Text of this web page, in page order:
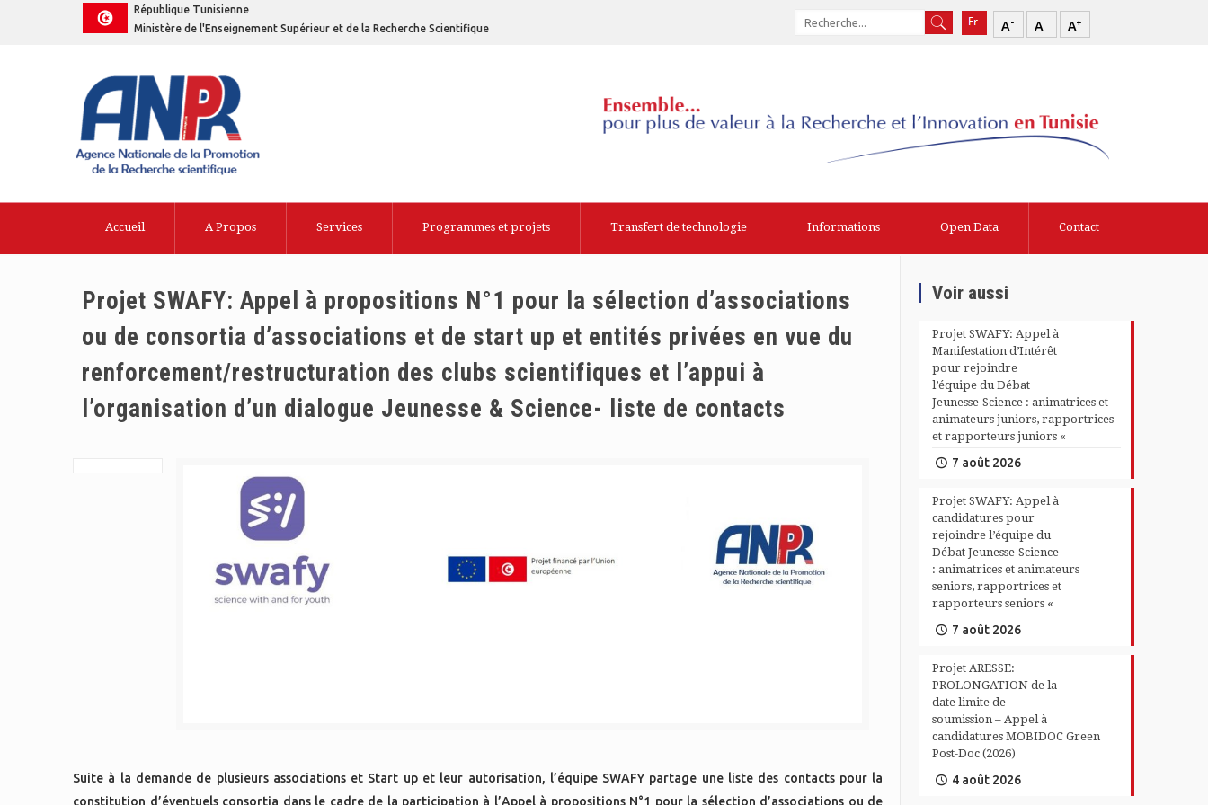
République Tunisienne
Ministère de l'Enseignement Supérieur et de la Recherche Scientifique
A- A A+
Accueil A Propos Services Programmes et projets Transfert de technologie Informations Open Data Contact
Projet SWAFY: Appel à propositions N°1 pour la sélection d’associations
ou de consortia d’associations et de start up et entités privées en vue du
renforcement/restructuration des clubs scientifiques et l’appui à
l’organisation d’un dialogue Jeunesse & Science- liste de contacts
Suite à la demande de plusieurs associations et Start up et leur autorisation, l’équipe SWAFY partage une liste des contacts pour la
constitution d’éventuels consortia dans le cadre de la participation à l’Appel à propositions N°1 pour la sélection d’associations ou de
Voir aussi
Projet SWAFY: Appel à
Manifestation d’Intérêt
pour rejoindre
l’équipe du Débat
Jeunesse-Science : animatrices et
animateurs juniors, rapportrices
et rapporteurs juniors «
7 août 2026
Projet SWAFY: Appel à
candidatures pour
rejoindre l’équipe du
Débat Jeunesse-Science
: animatrices et animateurs
seniors, rapportrices et
rapporteurs seniors «
7 août 2026
Projet ARESSE:
PROLONGATION de la
date limite de
soumission – Appel à
candidatures MOBIDOC Green
Post-Doc (2026)
4 août 2026